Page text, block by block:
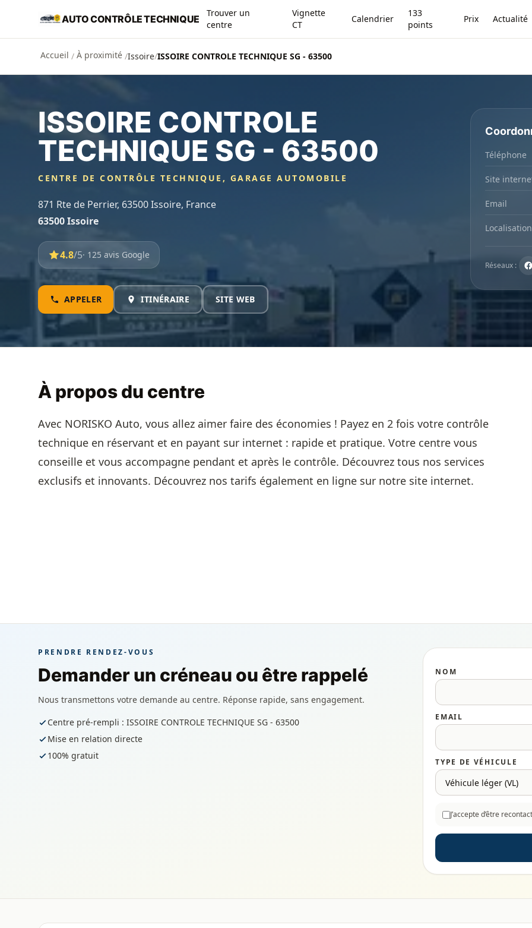
Aller au contenu principal
AUTO CONTRÔLE TECHNIQUE
Trouver un
centre
Vignette
CT
Calendrier
133
points
Prix Actualité
Accueil / À proximité /Issoire/ISSOIRE CONTROLE TECHNIQUE SG - 63500
ISSOIRE CONTROLE
TECHNIQUE SG - 63500
CENTRE DE CONTRÔLE TECHNIQUE, GARAGE AUTOMOBILE
871 Rte de Perrier, 63500 Issoire, France
63500 Issoire
4.8/5· 125 avis Google
APPELER ITINÉRAIRE SITE WEB
Téléphone
Site
Email
Localisation
Réseaux :
À propos du centre
Avec NORISKO Auto, vous allez aimer faire des économies ! Payez en 2 fois votre contrôle
technique en réservant et en payant sur internet : rapide et pratique. Votre centre vous
conseille et vous accompagne pendant et après le contrôle. Découvrez tous nos services
exclusifs et innovants. Découvrez nos tarifs également en ligne sur notre site internet.
PRENDRE RENDEZ-VOUS
Demander un créneau ou être rappelé
Nous transmettons votre demande au centre. Réponse rapide, sans engagement.
Centre pré-rempli : ISSOIRE CONTROLE TECHNIQUE SG - 63500
Mise en relation directe
100% gratuit
NOM
EMAIL
TYPE DE VÉHICULE
J’accepte d’être